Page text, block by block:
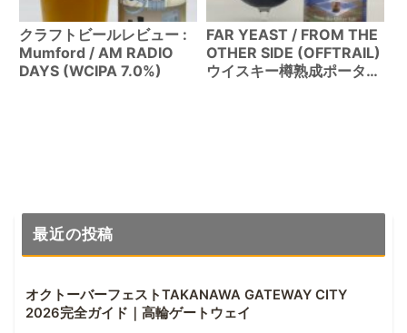
クラフトビールレビュー :
Mumford / AM RADIO
DAYS (WCIPA 7.0%)
FAR YEAST / FROM THE
OTHER SIDE (OFFTRAIL)
ウイスキー樽熟成ポーター
最近の投稿
オクトーバーフェストTAKANAWA GATEWAY CITY
2026完全ガイド｜高輪ゲートウェイ